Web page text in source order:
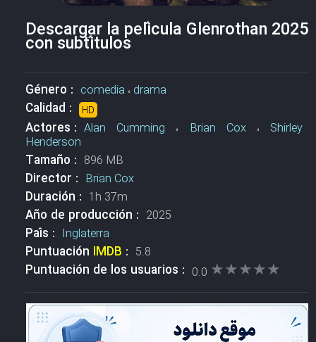
Descargar la película Glenrothan 2025
con subtítulos
Género : comedia ، drama
Calidad : HD
Actores : Alan Cumming ، Brian Cox، Shirley
Henderson
Tamaño : 896 MB
Director : Brian Cox
Duración : 1h 37m
Año de producción : 2025
País : Inglaterra
Puntuación IMDB : 5.8
Puntuación de los usuarios : 0.0 ★★★★★
★★★★★